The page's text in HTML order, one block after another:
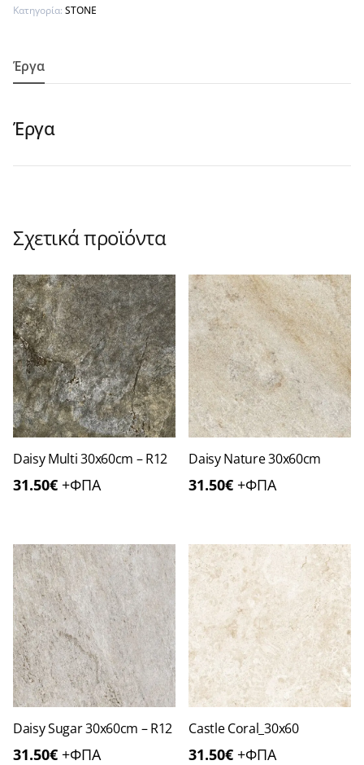
ποσότητα
Κατηγορία: STONE
Έργα
Έργα
Σχετικά προϊόντα
Daisy Multi 30x60cm – R12
31.50€ +ΦΠΑ
Daisy Nature 30x60cm
31.50€ +ΦΠΑ
Daisy Sugar 30x60cm – R12
31.50€ +ΦΠΑ
Castle Coral_30x60
31.50€ +ΦΠΑ